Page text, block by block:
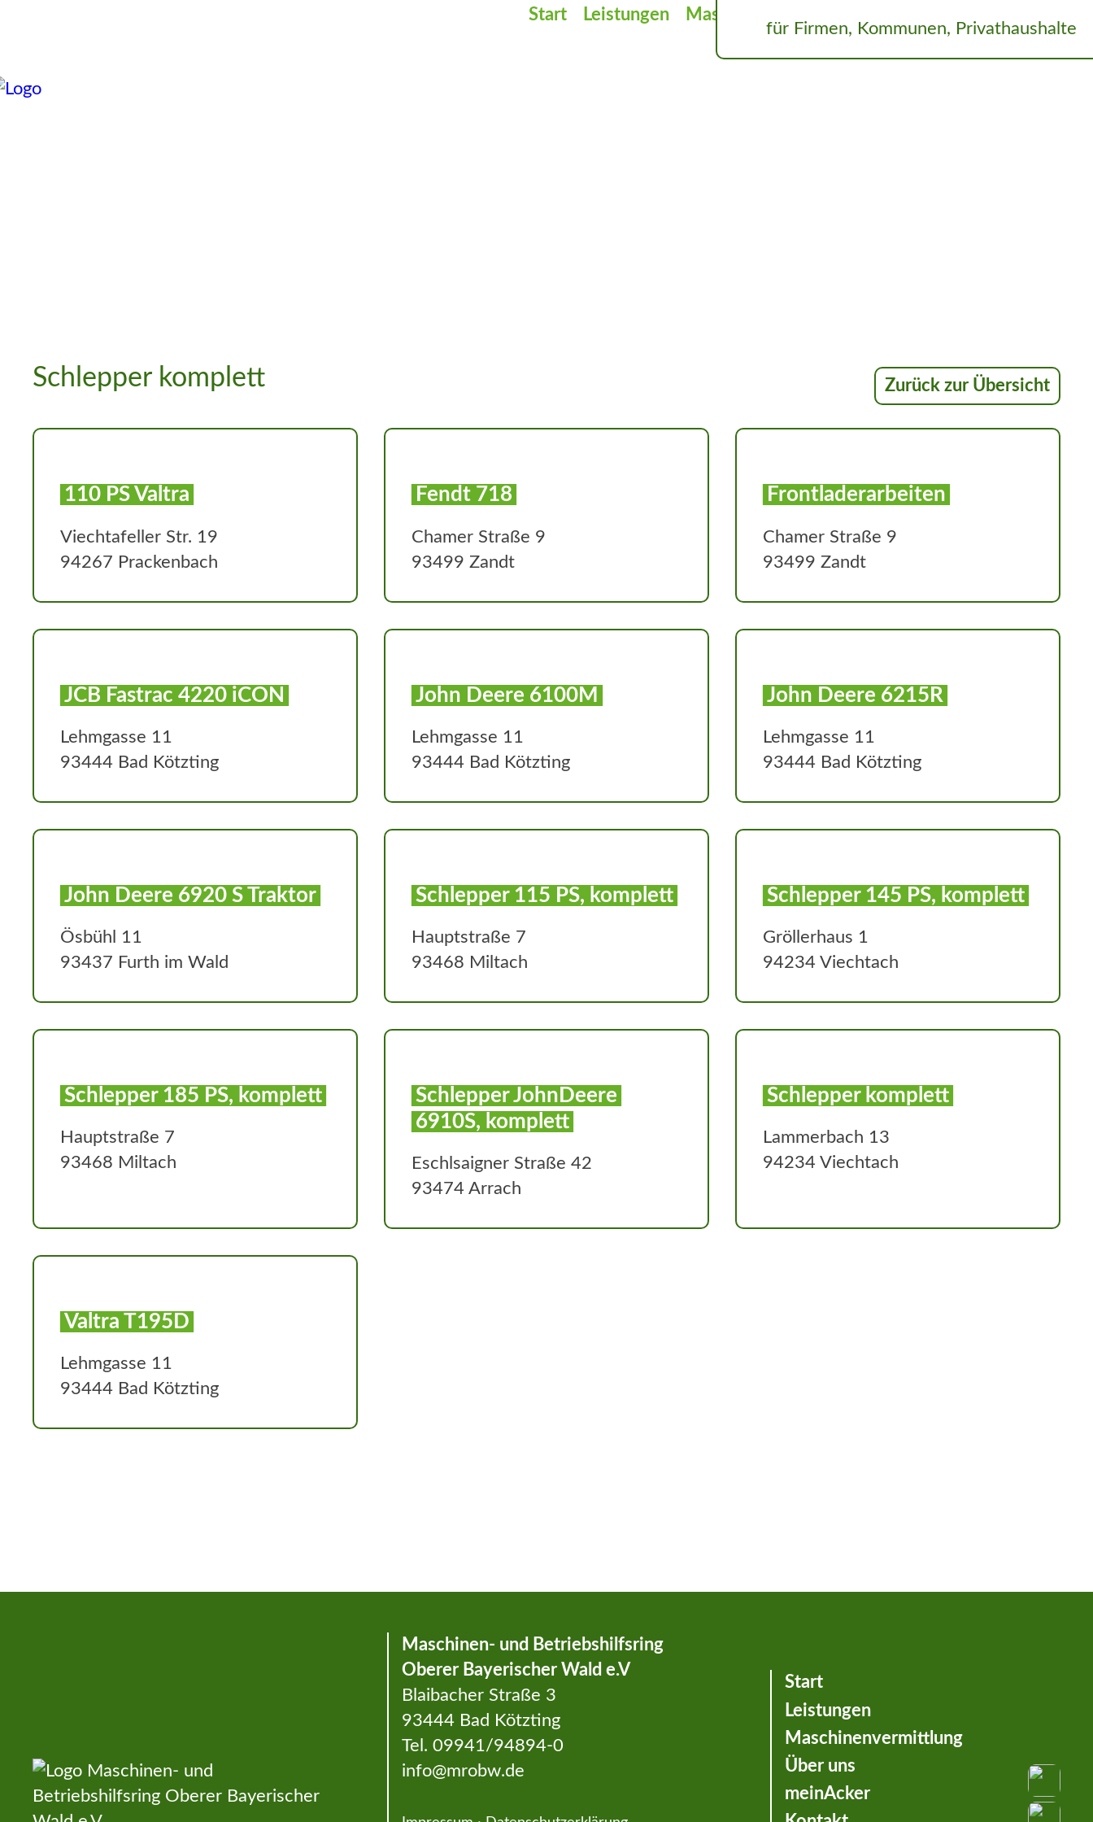
Start Leistungen Maschinenvermittlung
für Firmen, Kommunen, Privathaushalte
Schlepper komplett Zurück zur Übersicht
110 PS Valtra
Viechtafeller Str. 19
94267 Prackenbach
Fendt 718
Chamer Straße 9
93499 Zandt
Frontladerarbeiten
Chamer Straße 9
93499 Zandt
JCB Fastrac 4220 iCON
Lehmgasse 11
93444 Bad Kötzting
John Deere 6100M
Lehmgasse 11
93444 Bad Kötzting
John Deere 6215R
Lehmgasse 11
93444 Bad Kötzting
John Deere 6920 S Traktor
Ösbühl 11
93437 Furth im Wald
Schlepper 115 PS, komplett
Hauptstraße 7
93468 Miltach
Schlepper 145 PS, komplett
Gröllerhaus 1
94234 Viechtach
Schlepper 185 PS, komplett
Hauptstraße 7
93468 Miltach
Schlepper JohnDeere
6910S, komplett
Eschlsaigner Straße 42
93474 Arrach
Schlepper komplett
Lammerbach 13
94234 Viechtach
Valtra T195D
Lehmgasse 11
93444 Bad Kötzting
Maschinen- und Betriebshilfsring
Oberer Bayerischer Wald e.V
Blaibacher Straße 3
93444 Bad Kötzting
Tel. 09941/94894-0
info@mrobw.de
Start
Leistungen
Maschinenvermittlung
Über uns
meinAcker